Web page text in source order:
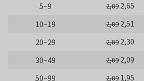
5–9
2,89 2,65
10–19
2,89 2,51
20–29
2,89 2,30
30–49
2,89 2,09
50–99
2,89 1,95